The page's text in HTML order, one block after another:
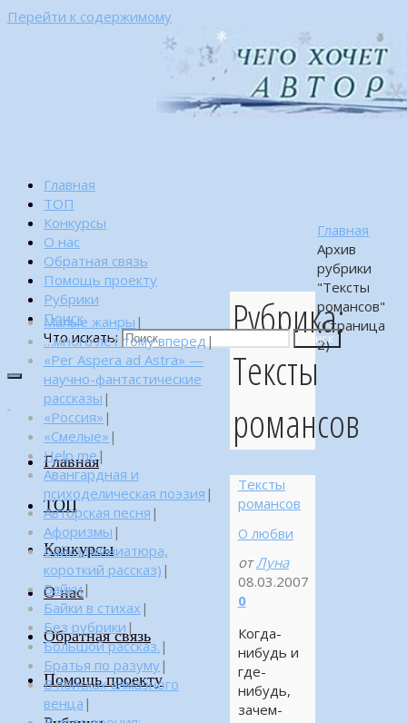
Перейти к содержимому
Главная
ТОП
Конкурсы
О нас
Обратная связь
Помощь проекту
Рубрики
Поиск
Что искать:
Поиск
Главная
ТОП
Конкурсы
О нас
Обратная связь
Помощь проекту
Главная
Архив
рубрики
"Тексты
романсов"
(Страница
2)
Рубрика:
Тексты
романсов
Тексты
романсов
О любви
от Луна
08.03.2007
0
Когда-
нибудь и
где-
нибудь,
зачем-
Малые жанры |
…много лет тому вперед |
«Per Aspera ad Astra» —
научно-фантастические
рассказы |
«Россия» |
«Смелые» |
Help me|
Авангардная и
психоделическая поэзия |
Авторская песня |
Афоризмы |
Байка (миниатюра,
короткий рассказ) |
Байки|
Байки в стихах |
Без рубрики |
Большой рассказ. |
Братья по разуму|
В поисках алмазного
венца |